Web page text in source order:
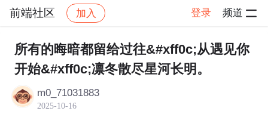
前端社区 加入 登录 频道
社区 前端社区 感慨 帖子详情
所有的晦暗都留给过往&#xff0c;从遇见你
开始&#xff0c;凛冬散尽星河长明。
m0_71031883
2025-10-16